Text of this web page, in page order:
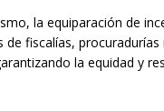
la equiparación de
de fiscalías, procuradurías
la equidad y